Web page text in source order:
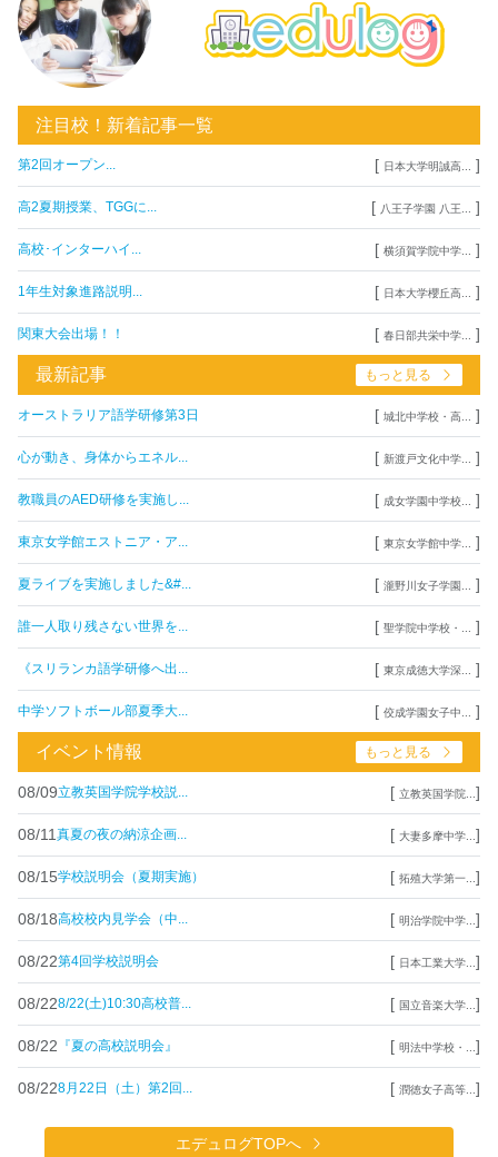
注目校！新着記事一覧
第2回オープン... [ 日本大学明誠高... ]
高2夏期授業、TGGに... [ 八王子学園 八王... ]
高校･インターハイ... [ 横須賀学院中学... ]
1年生対象進路説明... [ 日本大学櫻丘高... ]
関東大会出場！！ [ 春日部共栄中学... ]
最新記事 もっと見る
オーストラリア語学研修第3日 [ 城北中学校・高... ]
心が動き、身体からエネル... [ 新渡戸文化中学... ]
教職員のAED研修を実施し... [ 成女学園中学校... ]
東京女学館エストニア・ア... [ 東京女学館中学... ]
夏ライブを実施しました&#... [ 瀧野川女子学園... ]
誰一人取り残さない世界を... [ 聖学院中学校・... ]
《スリランカ語学研修へ出... [ 東京成徳大学深... ]
中学ソフトボール部夏季大... [ 佼成学園女子中... ]
イベント情報 もっと見る
08/09立教英国学院学校説... [ 立教英国学院... ]
08/11 真夏の夜の納涼企画... [ 大妻多摩中学... ]
08/15学校説明会（夏期実施） [ 拓殖大学第一... ]
08/18高校校内見学会（中... [ 明治学院中学... ]
08/22第4回学校説明会 [ 日本工業大学... ]
08/228/22(土)10:30高校普... [ 国立音楽大学... ]
08/22 『夏の高校説明会』 [ 明法中学校・... ]
08/228月22日（土）第2回... [ 潤徳女子高等... ]
エデュログTOPへ